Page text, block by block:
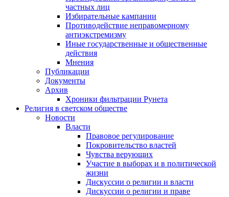
частных лиц
Избирательные кампании
Противодействие неправомерному
антиэкстремизму
Иные государственные и общественные
действия
Мнения
Публикации
Документы
Архив
Хроники фильтрации Рунета
Религия в светском обществе
Новости
Власти
Правовое регулирование
Покровительство властей
Чувства верующих
Участие в выборах и в политической
жизни
Дискуссии о религии и власти
Дискуссии о религии и праве